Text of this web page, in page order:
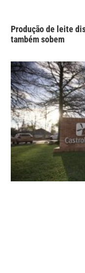
Produção de leite
também sobem